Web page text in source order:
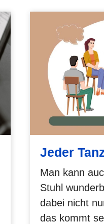
Jeder
Man kann
Stuhl
dabei nicht
das kommt